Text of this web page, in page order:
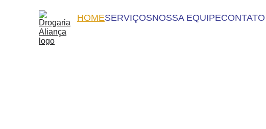
HOMESERVIÇOSNOSSA EQUIPECONTATO